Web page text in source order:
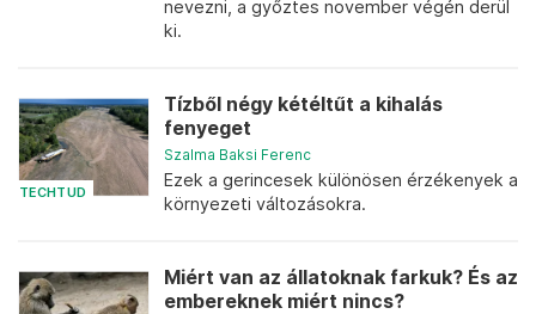
nevezni, a győztes november végén derül
ki.
TECHTUD
Tízből négy kétéltűt a kihalás
fenyeget
Szalma Baksi Ferenc
Ezek a gerincesek különösen érzékenyek a
környezeti változásokra.
Miért van az állatoknak farkuk? És az
embereknek miért nincs?